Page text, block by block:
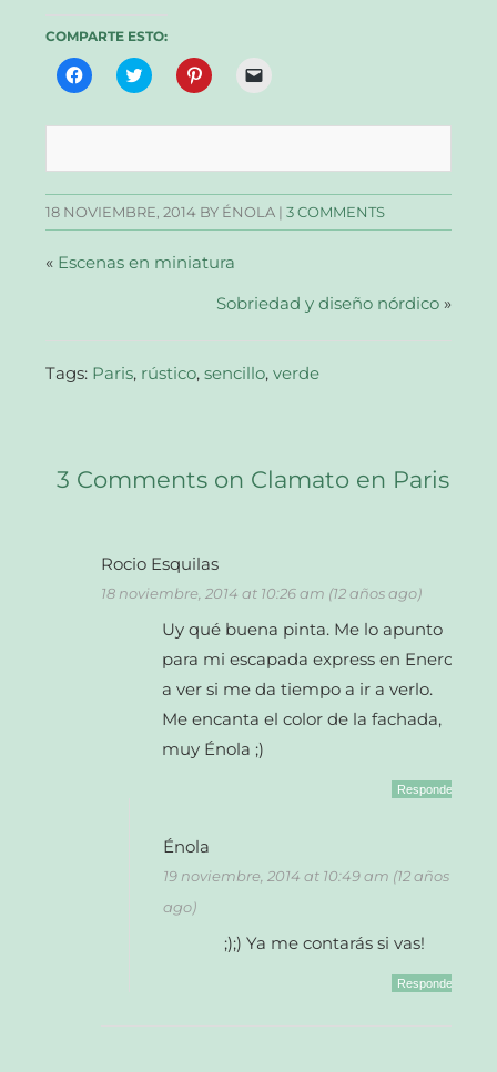
COMPARTE ESTO:
Haz
clic
en
abre
una
ventana
nueva)
Haz
clic
en
abre
una
ventana
nueva)
Haz
clic
en
abre
una
ventana
nueva)
Haz
clic
un
correo
a
un
amigo
ventana
nueva)
18 NOVIEMBRE, 2014 BY ÉNOLA |3 COMMENTS
« Escenas en miniatura
Sobriedad y diseño nórdico»
Tags: Paris, rústico,sencillo,verde
3 Comments on Clamato en Paris
Rocio Esquilas
18 noviembre, 2014 at 10:26 am (12 años ago)
Uy qué buena pinta. Me lo apunto
para mi escapada express en Enero,
a ver si me da tiempo a ir a verlo.
Me encanta el color de la fachada,
muy Énola ;)
Responder
Énola
19 noviembre, 2014 at 10:49 am (12 años
ago)
;);) Ya me contarás si vas!
Responder